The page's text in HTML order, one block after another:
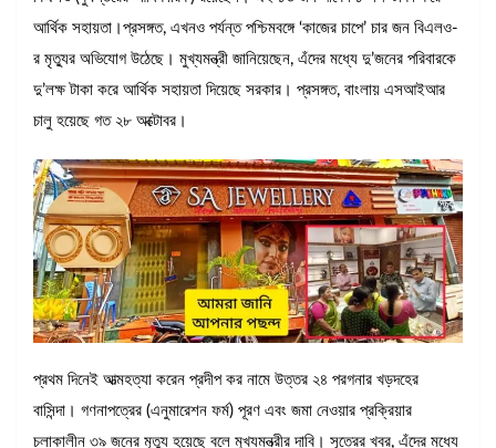
আর্থিক সহায়তা।প্রসঙ্গত, এখনও পর্যন্ত পশ্চিমবঙ্গে ‘কাজের চাপে’ চার জন বিএলও-
র মৃত্যুর অভিযোগ উঠেছে। মুখ্যমন্ত্রী জানিয়েছেন, এঁদের মধ্যে দু’জনের পরিবারকে
দু’লক্ষ টাকা করে আর্থিক সহায়তা দিয়েছে সরকার। প্রসঙ্গত, বাংলায় এসআইআর
চালু হয়েছে গত ২৮ অক্টোবর।
প্রথম দিনেই আত্মহত্যা করেন প্রদীপ কর নামে উত্তর ২৪ পরগনার খড়দহের
বাসিন্দা। গণনাপত্রের (এনুমারেশন ফর্ম) পূরণ এবং জমা নেওয়ার প্রক্রিয়ার
চলাকালীন ৩৯ জনের মৃত্যু হয়েছে বলে মুখ্যমন্ত্রীর দাবি। সূত্রের খবর, এঁদের মধ্যে